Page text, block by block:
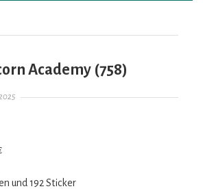
Academy (758)
und 192 Sticker